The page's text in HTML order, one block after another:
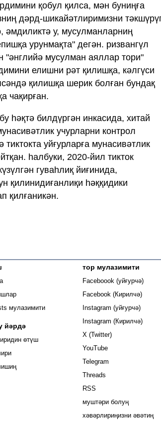
қобул қилса, мән буниңға
дәрд-шикайәтлиримизни
әмдиликтә у, мусулманларниң
урунмақта" дегән. ризвангүл
"әнглийә мусулман аяллар тори"
елишни рәт қилишқа, кәлгүси
қилишқа шерик болған бундақ
чақирған.
һәқтә билдүргән инкасида, хитай
учурларни контрол
уйғурларға мунасивәтлик
һалбуки, 2020-йил тикток
гуваһлиқ йиғинида,
қилинидиғанлиқи һәққидики
қилғаникән.
мулазимити
йәрдә
өтүш
тор мулазимити
Faceboook (уйғурчә)
Facebook (Кирилчә)
Instagram (уйғурчә)
Instagram (Кирилчә)
X (Twitter)
YouTube
Telegram
Threads
RSS
муштәри болуң
хәвәрлириңизни әвәтиң